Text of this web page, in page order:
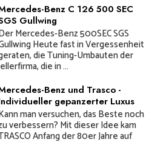
Benz C 126 500 SEC
Gullwing
Mercedes-Benz 500SEC SGS
Heute fast in Vergessenheit
die Tuning-Umbauten der
die in ...
Benz und Trasco -
gepanzerter Luxus
man versuchen, das Beste noch
verbessern? Mit dieser Idee kam
Anfang der 80er Jahre auf